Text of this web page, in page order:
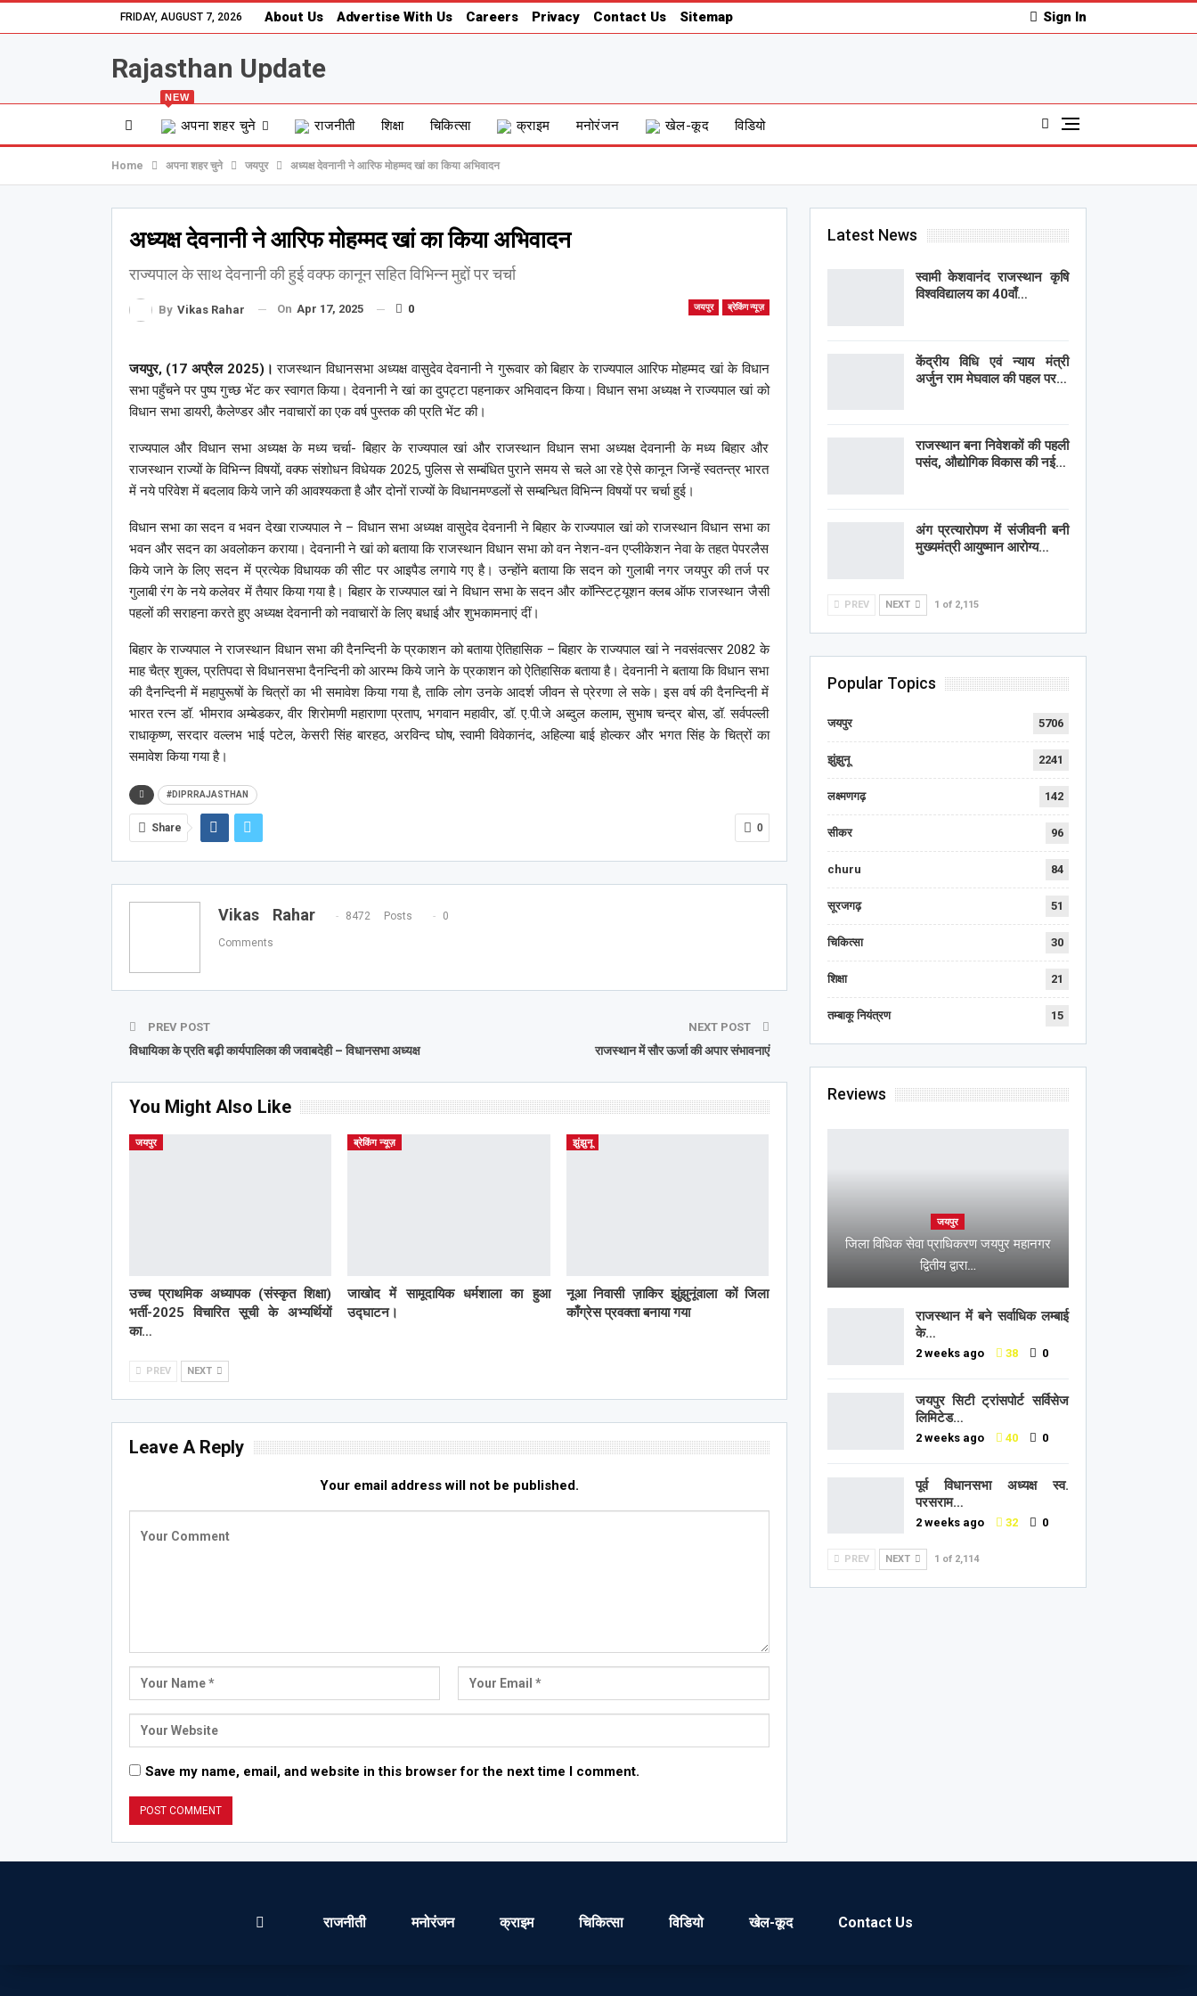
Sign In
FRIDAY, AUGUST 7, 2026 About Us Advertise With Us Careers Privacy Contact Us Sitemap
Rajasthan Update
अपना शहर चुने
NEW
राजनीती शिक्षा चिकित्सा क्राइम मनोरंजन खेल-कूद विडियो
Home अपना शहर चुने जयपुर अध्यक्ष देवनानी ने आरिफ मोहम्‍मद खां का किया अभिवादन
अध्यक्ष देवनानी ने आरिफ मोहम्‍मद खां का किया अभिवादन
राज्‍यपाल के साथ देवनानी की हुई वक्‍फ कानून सहित विभिन्‍न मुद्दों पर चर्चा
जयपुर ब्रेकिंग न्यूज़
By Vikas Rahar On Apr 17, 2025 0
जयपुर, (17 अप्रैल 2025)। राजस्थान विधानसभा अध्यक्ष वासुदेव देवनानी ने गुरूवार को बिहार के राज्‍यपाल आरिफ मोहम्‍मद खां के विधान
सभा पहुँचने पर पुष्‍प गुच्‍छ भेंट कर स्‍वागत किया। देवनानी ने खां का दुपट्टा पहनाकर अभिवादन किया। विधान सभा अध्‍यक्ष ने राज्‍यपाल खां को
विधान सभा डायरी, कैलेण्‍डर और नवाचारों का एक वर्ष पुस्‍तक की प्रति भेंट की।
राज्‍यपाल और विधान सभा अध्‍यक्ष के मध्‍य चर्चा- बिहार के राज्‍यपाल खां और राजस्‍थान विधान सभा अध्‍यक्ष देवनानी के मध्‍य बिहार और
राजस्‍थान राज्‍यों के विभिन्‍न विषयों, वक्‍फ संशोधन विधेयक 2025, पुलिस से सम्‍बंधित पुराने समय से चले आ रहे ऐसे कानून जिन्‍हें स्‍वतन्‍त्र भारत
में नये परिवेश में बदलाव किये जाने की आवश्‍यकता है और दोनों राज्‍यों के विधानमण्‍डलों से सम्‍बन्धित विभिन्‍न विषयों पर चर्चा हुई।
विधान सभा का सदन व भवन देखा राज्‍यपाल ने – विधान सभा अध्‍यक्ष वासुदेव देवनानी ने बिहार के राज्‍यपाल खां को राजस्‍थान विधान सभा का
भवन और सदन का अवलोकन कराया। देवनानी ने खां को बताया कि राजस्‍थान विधान सभा को वन नेशन-वन एप्‍लीकेशन नेवा के तहत पेपरलैस
किये जाने के लिए सदन में प्रत्‍येक विधायक की सीट पर आइपैड लगाये गए है। उन्‍होंने बताया कि सदन को गुलाबी नगर जयपुर की तर्ज पर
गुलाबी रंग के नये कलेवर में तैयार किया गया है। बिहार के राज्‍यपाल खां ने विधान सभा के सदन और कॉन्स्टिट्यूशन क्‍लब ऑफ राजस्‍थान जैसी
पहलों की सराहना करते हुए अध्‍यक्ष देवनानी को नवाचारों के लिए बधाई और शुभकामनाएं दीं।
बिहार के राज्‍यपाल ने राजस्‍थान विधान सभा की दैनन्दिनी के प्रकाशन को बताया ऐतिहासिक – बिहार के राज्‍यपाल खां ने नवसंवत्सर 2082 के
माह चैत्र शुक्ल, प्रतिपदा से विधानसभा दैनन्दिनी को आरम्भ किये जाने के प्रकाशन को ऐतिहासिक बताया है। देवनानी ने बताया कि विधान सभा
की दैनन्दिनी में महापुरूषों के चित्रों का भी समावेश किया गया है, ताकि लोग उनके आदर्श जीवन से प्रेरणा ले सके। इस वर्ष की दैनन्दिनी में
भारत रत्न डॉ. भीमराव अम्बेडकर, वीर शिरोमणी महाराणा प्रताप, भगवान महावीर, डॉ. ए.पी.जे अब्‍दुल कलाम, सुभाष चन्‍द्र बोस, डॉ. सर्वपल्‍ली
राधाकृष्‍ण, सरदार वल्‍लभ भाई पटेल, केसरी सिंह बारहठ, अरविन्‍द घोष, स्‍वामी विवेकानंद, अहिल्‍या बाई होल्‍कर और भगत सिंह के चित्रों का
समावेश किया गया है।
#DIPRRAJASTHAN
0
Share
Vikas Rahar 8472 Posts 0
Comments
PREV POST
विधायिका के प्रति बढ़ी कार्यपालिका की जवाबदेही – विधानसभा अध्यक्ष
NEXT POST
राजस्थान में सौर ऊर्जा की अपार संभावनाएं
You Might Also Like
जयपुर
उच्च प्राथमिक अध्यापक (संस्कृत शिक्षा)
भर्ती-2025 विचारित सूची के अभ्यर्थियों
का…
ब्रेकिंग न्यूज़
जाखोद में सामूदायिक धर्मशाला का हुआ
उद्घाटन।
झुंझुनू
नूआ निवासी ज़ाकिर झुंझुनूंवाला कों जिला
काँग्रेस प्रवक्ता बनाया गया
PREV NEXT
Leave A Reply
Your email address will not be published.
Save my name, email, and website in this browser for the next time I comment.
Latest News
स्वामी केशवानंद राजस्थान कृषि
विश्वविद्यालय का 40वाँ…
केंद्रीय विधि एवं न्याय मंत्री
अर्जुन राम मेघवाल की पहल पर…
राजस्थान बना निवेशकों की पहली
पसंद, औद्योगिक विकास की नई…
अंग प्रत्यारोपण में संजीवनी बनी
मुख्यमंत्री आयुष्मान आरोग्य…
PREV NEXT 1 of 2,115
Popular Topics
जयपुर 5706
झुंझुनू 2241
लक्ष्मणगढ़ 142
सीकर 96
churu 84
सूरजगढ़ 51
चिकित्सा 30
शिक्षा 21
तम्बाकू नियंत्रण 15
Reviews
जयपुर
जिला विधिक सेवा प्राधिकरण जयपुर महानगर
द्वितीय द्वारा…
राजस्थान में बने सर्वाधिक लम्बाई
के…
2 weeks ago 38 0
जयपुर सिटी ट्रांसपोर्ट सर्विसेज
लिमिटेड…
2 weeks ago 40 0
पूर्व विधानसभा अध्यक्ष स्व.
परसराम…
2 weeks ago 32 0
PREV NEXT 1 of 2,114
राजनीती मनोरंजन क्राइम चिकित्सा विडियो खेल-कूद Contact Us